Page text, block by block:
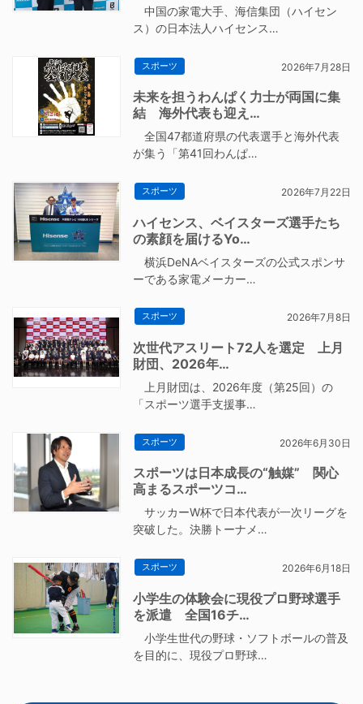
中国の家電大手、海信集団（ハイセン
ス）の日本法人ハイセンス…
スポーツ 2026年7月28日
未来を担うわんぱく力士が両国に集
結 海外代表も迎え…
全国47都道府県の代表選手と海外代表
が集う「第41回わんぱ…
スポーツ 2026年7月22日
ハイセンス、ベイスターズ選手たち
の素顔を届けるYo…
横浜DeNAベイスターズの公式スポンサ
ーである家電メーカー…
スポーツ 2026年7月8日
次世代アスリート72人を選定 上月
財団、2026年…
上月財団は、2026年度（第25回）の
「スポーツ選手支援事…
スポーツ 2026年6月30日
スポーツは日本成長の“触媒” 関心
高まるスポーツコ…
サッカーW杯で日本代表が一次リーグを
突破した。決勝トーナメ…
スポーツ 2026年6月18日
小学生の体験会に現役プロ野球選手
を派遣 全国16チ…
小学生世代の野球・ソフトボールの普及
を目的に、現役プロ野球…